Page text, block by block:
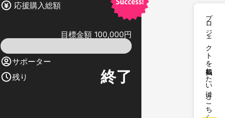
プロジェクトを掲載したい方はこちら
応援購入総額
目標金額 100,000円
サポーター
残り
終了